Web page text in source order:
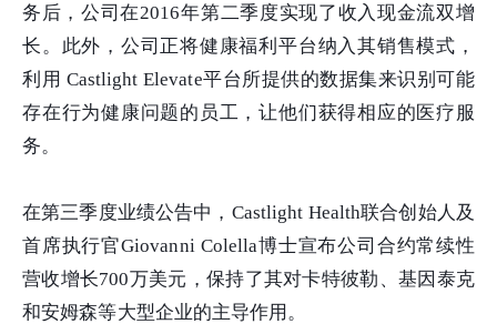
务后，公司在2016年第二季度实现了收入现金流双增
长。此外，公司正将健康福利平台纳入其销售模式，
利用 Castlight Elevate平台所提供的数据集来识别可能
存在行为健康问题的员工，让他们获得相应的医疗服
务。
在第三季度业绩公告中，Castlight Health联合创始人及
首席执行官Giovanni Colella博士宣布公司合约常续性
营收增长700万美元，保持了其对卡特彼勒、基因泰克
和安姆森等大型企业的主导作用。